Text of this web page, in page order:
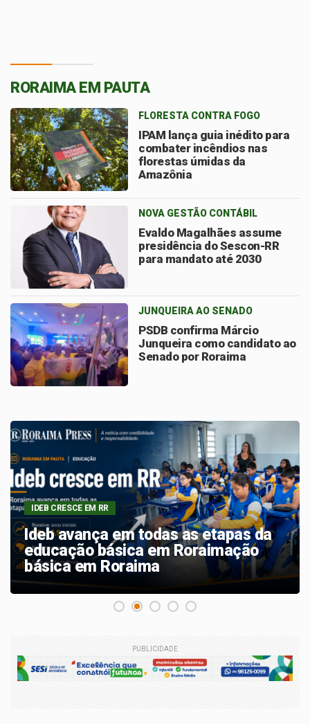
RORAIMA EM PAUTA
FLORESTA CONTRA FOGO
IPAM lança guia inédito para
combater incêndios nas
florestas úmidas da
Amazônia
NOVA GESTÃO CONTÁBIL
Evaldo Magalhães assume
presidência do Sescon-RR
para mandato até 2030
JUNQUEIRA AO SENADO
PSDB confirma Márcio
Junqueira como candidato ao
Senado por Roraima
RESTAURAÇÃO EM REDE
Multiplica Amazônia forma
lideranças locais para ampliar
restauração florestal no Norte
PUBLICIDADE